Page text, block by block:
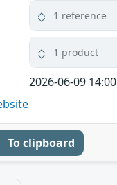
1 reference
1 product
2026-06-09 14:00
To clipboard